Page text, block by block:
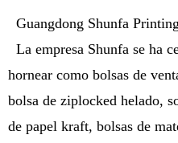
Guangdong Shunfa
La empresa Shunfa se ha
hornear como bolsas de
bolsa de ziplocked helado,
de papel kraft, bolsas de